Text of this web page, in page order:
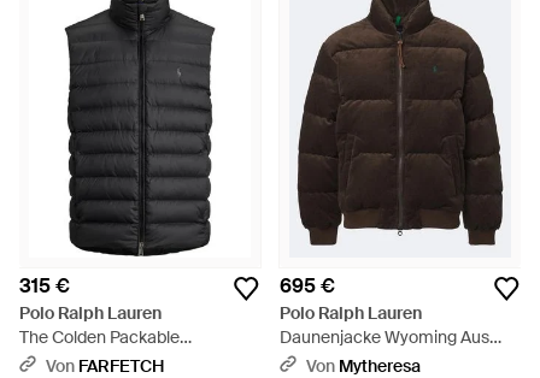
315 €
Polo Ralph Lauren
The Colden Packable
Daunenweste - Schwarz
Von FARFETCH
695 €
Polo Ralph Lauren
Daunenjacke Wyoming Aus
Baumwollcord - Schwarz
Von Mytheresa